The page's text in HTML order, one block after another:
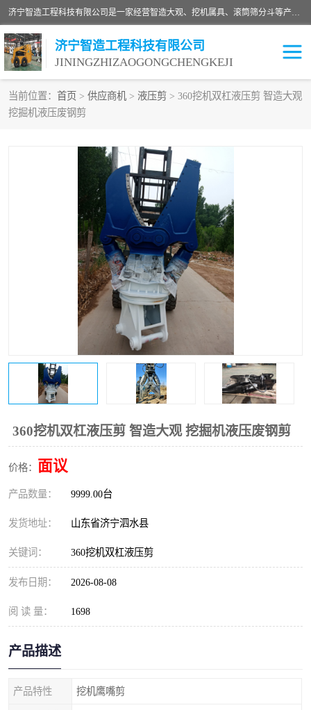
济宁智造工程科技有限公司是一家经营智造大观、挖机属具、滚筒筛分斗等产品的滑移装载机厂家。济宁智造工程科技有限公司奉行以质量赢得用户，诚信为本，互利共赢的宗旨，依靠雄厚的技术力量，科学的管理制度，先进的加工检测设备，始终坚持以客户为中心，免费咨询！
济宁智造工程科技有限公司
JININGZHIZAOGONGCHENGKEJI
当前位置： 首页 > 供应商机 > 液压剪 > 360挖机双杠液压剪 智造大观
挖掘机液压废钢剪
360挖机双杠液压剪 智造大观 挖掘机液压废钢剪
价格： 面议
产品数量： 9999.00台
发货地址： 山东省济宁泗水县
关键词： 360挖机双杠液压剪
发布日期： 2026-08-08
阅 读 量： 1698
产品描述
产品特性 挖机鹰嘴剪
振动夯
移动破碎机
粉碎钳
土壤修复
开沟机
破碎机
压路机
滑移装载机
清扫器
挖树机 拓荒机
滚筒筛
挖掘机破碎斗